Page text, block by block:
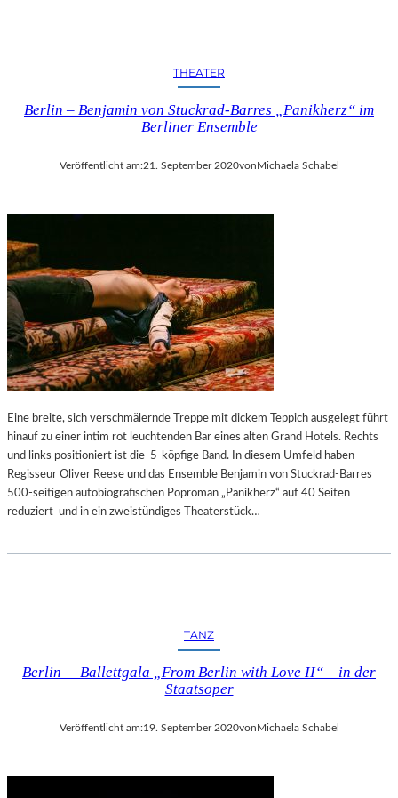
THEATER
Berlin – Benjamin von Stuckrad-Barres „Panikherz“ im
Berliner Ensemble
Veröffentlicht am:21. September 2020vonMichaela Schabel
Eine breite, sich verschmälernde Treppe mit dickem Teppich ausgelegt führt
hinauf zu einer intim rot leuchtenden Bar eines alten Grand Hotels. Rechts
und links positioniert ist die 5-köpfige Band. In diesem Umfeld haben
Regisseur Oliver Reese und das Ensemble Benjamin von Stuckrad-Barres
500-seitigen autobiografischen Poproman „Panikherz“ auf 40 Seiten
reduziert und in ein zweistündiges Theaterstück…
TANZ
Berlin – Ballettgala „From Berlin with Love II“ – in der
Staatsoper
Veröffentlicht am:19. September 2020vonMichaela Schabel